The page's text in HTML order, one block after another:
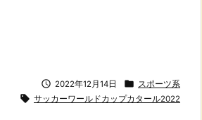
 2022年12月14日  スポーツ系
 サッカーワールドカップカタール2022